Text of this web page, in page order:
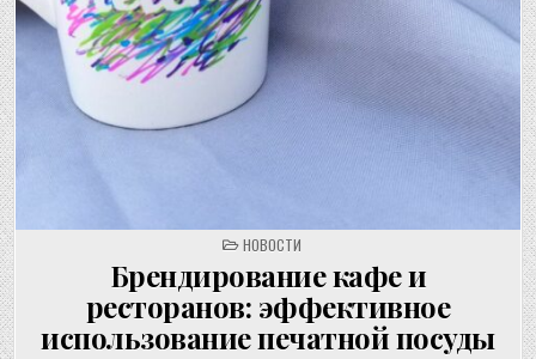
POSTED
IN
НОВОСТИ
Брендирование кафе и
ресторанов: эффективное
использование печатной посуды